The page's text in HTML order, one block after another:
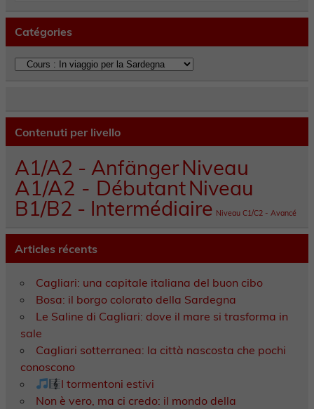
Catégories
Catégories
Contenuti per livello
A1/A2 - AnfängerNiveau
A1/A2 - DébutantNiveau
B1/B2 - Intermédiaire Niveau C1/C2 - Avancé
Articles récents
Cagliari: una capitale italiana del buon cibo
Bosa: il borgo colorato della Sardegna
Le Saline di Cagliari: dove il mare si trasforma in
sale
Cagliari sotterranea: la città nascosta che pochi
conoscono
I tormentoni estivi
Non è vero, ma ci credo: il mondo della